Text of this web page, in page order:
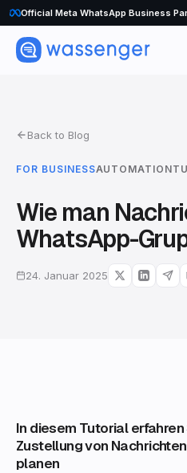
Official Meta WhatsApp Business
Back to Blog
FOR BUSINESSAUTOMATION
Wie man
WhatsApp-
24. Januar 2025
In diesem Tutorial erfahren
Zustellung von
planen